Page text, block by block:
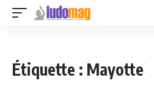
Étiquette :Mayotte